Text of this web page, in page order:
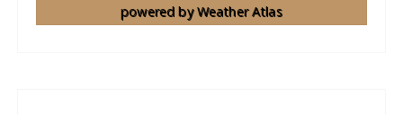
powered byWeather Atlas